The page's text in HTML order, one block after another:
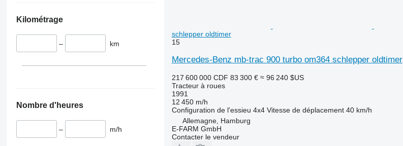
6110 B
6110 M
6110 R
6130
6135
6475
6480
6715
6716
Kilométrage
– km
Nombre d'heures
– m/h
schlepper oldtimer
15
Mercedes-Benz mb-trac 900 turbo om364 schlepper oldtimer
217 600 000 CDF 83 300 € ≈ 96 240 $US
Tracteur à roues
1991
12 450 m/h
Configuration de l'essieu 4x4 Vitesse de déplacement 40 km/h
Allemagne, Hamburg
E-FARM GmbH
Contacter le vendeur